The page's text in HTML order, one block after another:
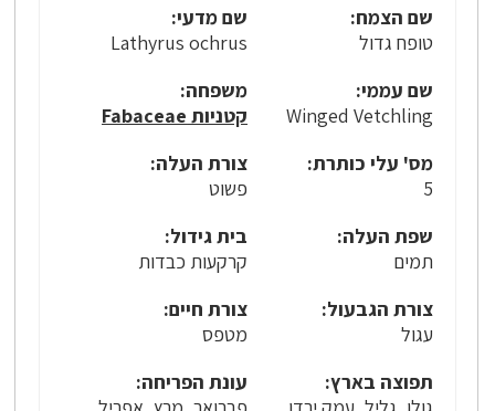
שם הצמח:
טופח גדול
שם מדעי:
Lathyrus ochrus
שם עממי:
Winged Vetchling
משפחה:
קטניות Fabaceae
מס' עלי כותרת:
5
צורת העלה:
פשוט
שפת העלה:
תמים
בית גידול:
קרקעות כבדות
צורת הגבעול:
עגול
צורת חיים:
מטפס
תפוצה בארץ:
עונת הפריחה: